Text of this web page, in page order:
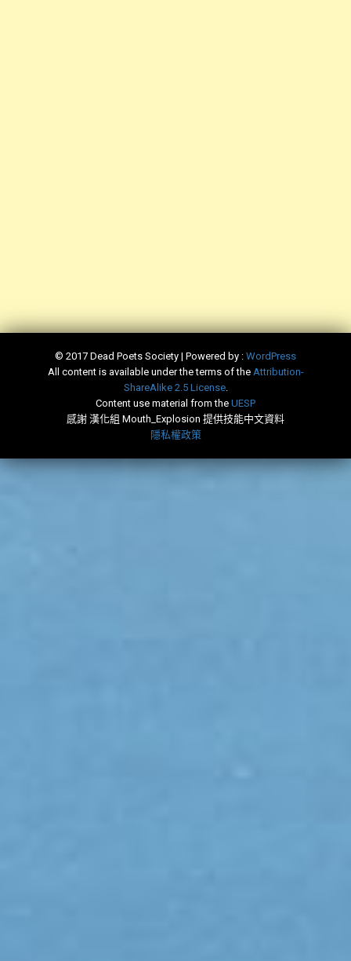
© 2017 Dead Poets Society | Powered by : WordPress
All content is available under the terms of the ​Attribution-
ShareAlike 2.5 License.
Content use material from the ​UESP
感謝 漢化組 Mouth_Explosion 提供技能中文資料
隱私權政策